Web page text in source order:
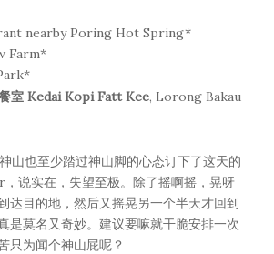
nearby Poring Hot Spring*
Farm*
室 Kedai Kopi Fatt Kee, Lorong Bakau
山也至少踏过神山脚的心态订下了这天的
说实在，失望至极。除了摇啊摇，晃呀
达目的地，然后又摇晃另一个半天才回到
是莫名又奇妙。建议要嘛就干脆安排一次
只为闻个神山屁呢？